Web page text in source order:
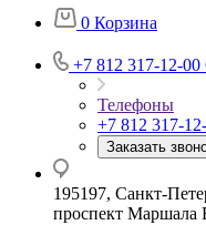
0 Корзина
+7 812 317-12-00
Телефоны
+7 812 317-
Заказать
195197, Санкт-
проспект Маршала